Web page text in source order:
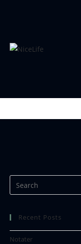
Recent Posts
Notater